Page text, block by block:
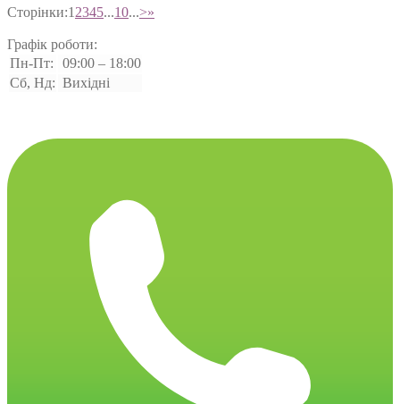
Сторінки:1 2345...10...>»
Графік роботи:
Пн-Пт:
09:00 – 18:00
Сб, Нд: Вихідні